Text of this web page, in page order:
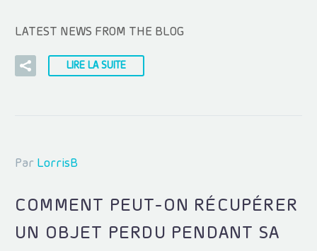
LATEST NEWS FROM THE BLOG
LIRE LA SUITE
Par LorrisB
COMMENT PEUT-ON RÉCUPÉRER
UN OBJET PERDU PENDANT SA